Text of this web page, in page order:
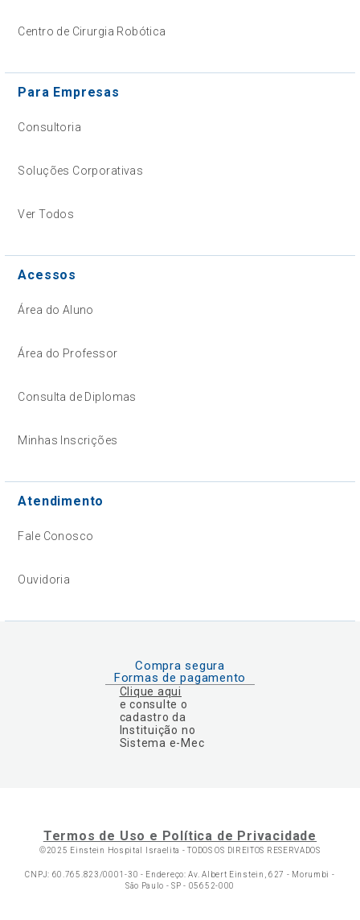
Centro de Cirurgia Robótica
Para Empresas
Consultoria
Soluções Corporativas
Ver Todos
Acessos
Área do Aluno
Área do Professor
Consulta de Diplomas
Minhas Inscrições
Atendimento
Fale Conosco
Ouvidoria
Compra segura
Formas de pagamento
Clique aqui
e consulte o
cadastro da
Instituição no
Sistema e-Mec
Termos de Uso e Política de Privacidade
©2025 Einstein Hospital Israelita -TODOS OS DIREITOS RESERVADOS
CNPJ: 60.765.823/0001-30 - Endereço: Av. Albert Einstein, 627 - Morumbi -
São Paulo - SP - 05652-000